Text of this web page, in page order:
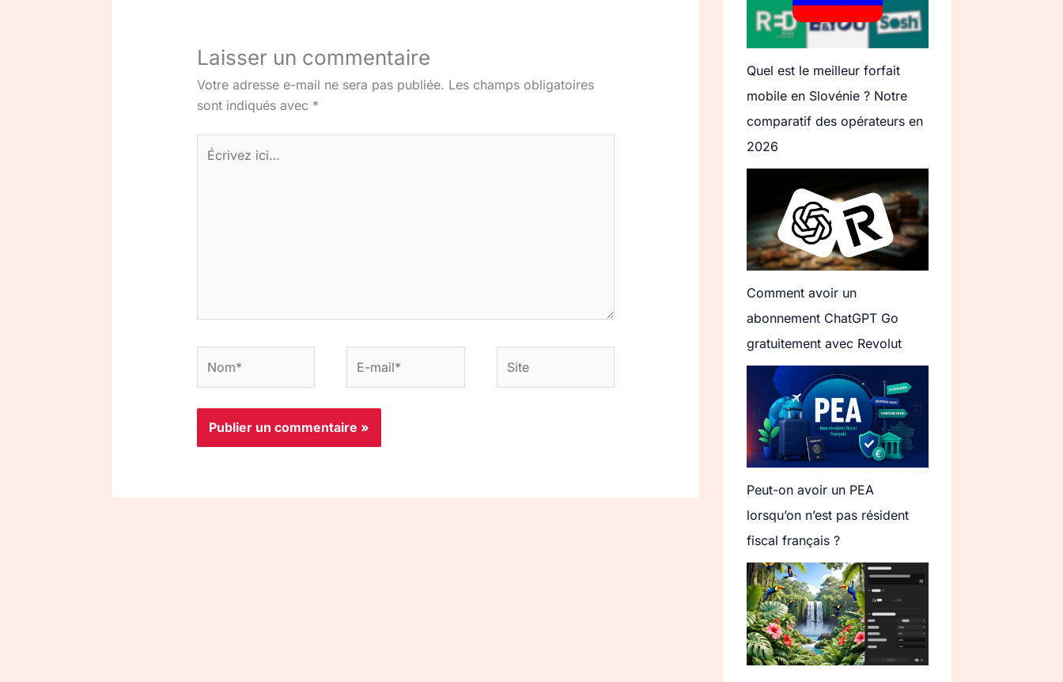
Laisser un commentaire
Votre adresse e-mail ne sera pas publiée. Les champs obligatoires
sont indiqués avec *
ici…
mail*
Quel est le meilleur forfait
mobile en Slovénie ? Notre
comparatif des opérateurs en
2026
Comment avoir un
abonnement ChatGPT Go
gratuitement avec Revolut
Peut-on avoir un PEA
lorsqu’on n’est pas résident
fiscal français ?